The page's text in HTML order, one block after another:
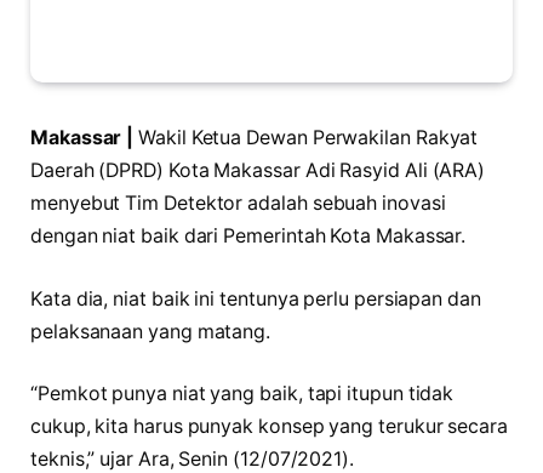
Makassar |Wakil Ketua Dewan Perwakilan Rakyat
Daerah (DPRD) Kota Makassar Adi Rasyid Ali (ARA)
menyebut Tim Detektor adalah sebuah inovasi
dengan niat baik dari Pemerintah Kota Makassar.
Kata dia, niat baik ini tentunya perlu persiapan dan
pelaksanaan yang matang.
“Pemkot punya niat yang baik, tapi itupun tidak
cukup, kita harus punyak konsep yang terukur secara
teknis,” ujar Ara, Senin (12/07/2021).